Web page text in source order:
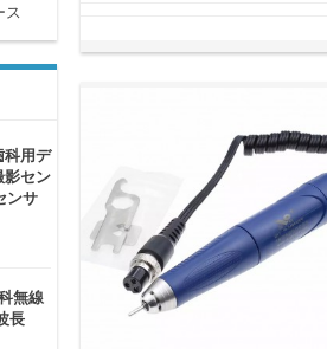
ス
科用デ
影セン
ンサ
無線
長